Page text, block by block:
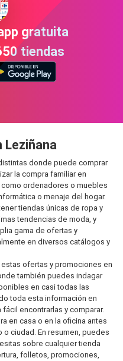
gratuita
tiendas
donde puede comprar
la compra familiar en
ordenadores o muebles
o menaje del hogar.
tiendas únicas de ropa y
tendencias de moda, y
gama de ofertas y
en diversos catálogos y
ofertas y promociones en
también puedes indagar
en casi todas las
toda esta información en
encontrarlas y comparar.
en casa o en la oficina antes
ciudad. En resumen, puedes
sobre cualquier tienda
folletos, promociones,